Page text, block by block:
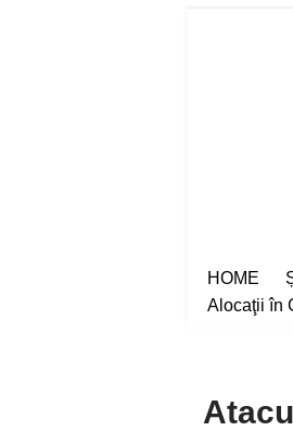
HOME
Alocaţii în